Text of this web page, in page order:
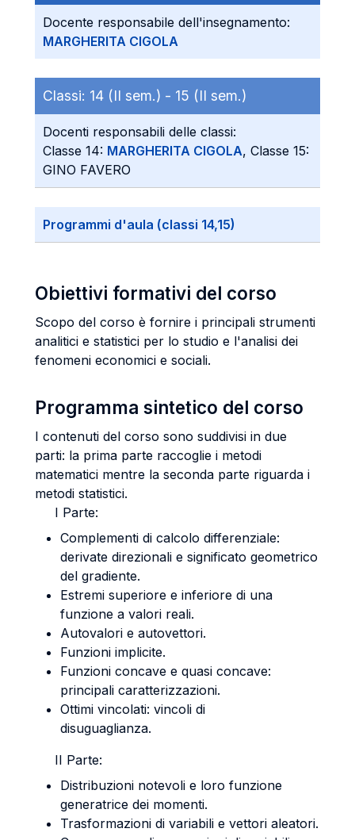
Docente responsabile dell'insegnamento:
MARGHERITA CIGOLA
Classi: 14 (II sem.) - 15 (II sem.)
Docenti responsabili delle classi:
Classe 14: MARGHERITA CIGOLA, Classe 15:
GINO FAVERO
Programmi d'aula (classi 14,15)
Obiettivi formativi del corso
Scopo del corso è fornire i principali strumenti
analitici e statistici per lo studio e l'analisi dei
fenomeni economici e sociali.
Programma sintetico del corso
I contenuti del corso sono suddivisi in due
parti: la prima parte raccoglie i metodi
matematici mentre la seconda parte riguarda i
metodi statistici.
I Parte:
Complementi di calcolo differenziale:
derivate direzionali e significato geometrico
del gradiente.
Estremi superiore e inferiore di una
funzione a valori reali.
Autovalori e autovettori.
Funzioni implicite.
Funzioni concave e quasi concave:
principali caratterizzazioni.
Ottimi vincolati: vincoli di
disuguaglianza.
II Parte:
Distribuzioni notevoli e loro funzione
generatrice dei momenti.
Trasformazioni di variabili e vettori aleatori.